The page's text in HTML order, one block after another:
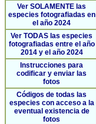
Ver SOLAMENTE las
especies fotografiadas en
el año 2024
Ver TODAS las especies
fotografiadas entre el año
2014 y el año 2024
Instrucciones para
codificar y enviar las
fotos
Códigos de todas las
especies con acceso a la
eventual existencia de
fotos